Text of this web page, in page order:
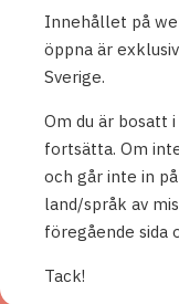
Omnipod 5
utvilad efter
första gången
Fantastiskt!
Alvin
Podder® sedan
Innehållet på
öppna är
Sverige.
Om du är bosatt
fortsätta. Om
och går inte in
land/språk av
föregående sida
Tack!